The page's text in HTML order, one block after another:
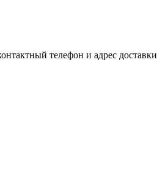
телефон и адрес доставки